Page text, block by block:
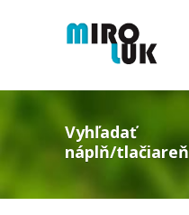
Vyhľadať
náplň/tlačiareň